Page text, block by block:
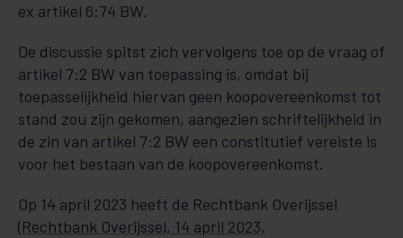
ex artikel 6:74 BW.
De discussie spitst zich vervolgens toe op de vraag of
artikel 7:2 BW van toepassing is, omdat bij
toepasselijkheid hiervan geen koopovereenkomst tot
stand zou zijn gekomen, aangezien schriftelijkheid in
de zin van artikel 7:2 BW een constitutief vereiste is
voor het bestaan van de koopovereenkomst.
Op 14 april 2023 heeft de Rechtbank Overijssel
(Rechtbank Overijssel, 14 april 2023,